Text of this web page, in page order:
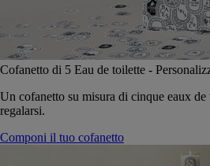
Cofanetto di 5 Eau de toilette -
Un cofanetto su misura di cinque eaux de
regalarsi.
Componi il tuo cofanetto